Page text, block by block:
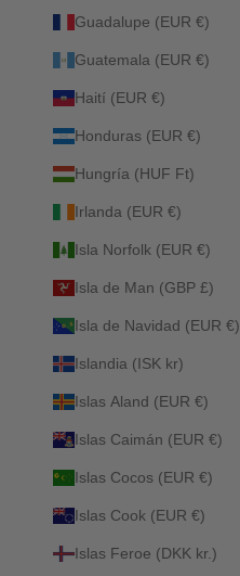
Guadalupe (EUR €)
Guatemala (EUR €)
Haití (EUR €)
Honduras (EUR €)
Hungría (HUF Ft)
Irlanda (EUR €)
Isla Norfolk (EUR €)
Isla de Man (GBP £)
Isla de Navidad (EUR €)
Islandia (ISK kr)
Islas Aland (EUR €)
Islas Caimán (EUR €)
Islas Cocos (EUR €)
Islas Cook (EUR €)
Islas Feroe (DKK kr.)